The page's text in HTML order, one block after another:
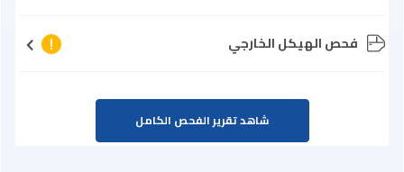
فحص الهيكل الخارجي
شاهد تقرير الفحص الكامل